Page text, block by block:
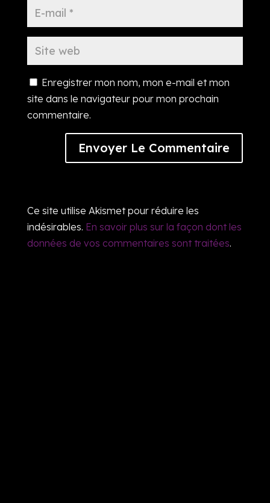
Enregistrer mon nom, mon e-mail et mon
site dans le navigateur pour mon prochain
commentaire.
Ce site utilise Akismet pour réduire les
indésirables. En savoir plus sur la façon dont les
données de vos commentaires sont traitées.